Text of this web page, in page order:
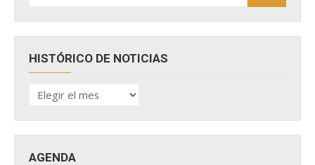
HISTÓRICO DE NOTICIAS
HISTÓRICO
DE
AGENDA